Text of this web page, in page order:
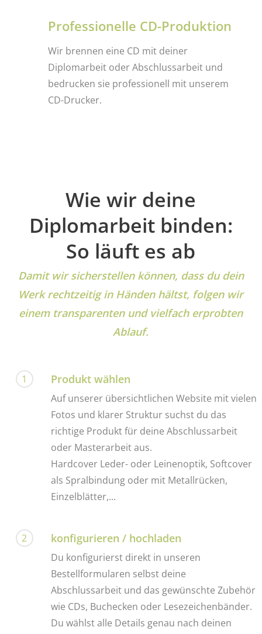
Professionelle CD-Produktion
Wir brennen eine CD mit deiner
Diplomarbeit oder Abschlussarbeit und
bedrucken sie professionell mit unserem
CD-Drucker.
Wie wir deine
Diplomarbeit binden:
So läuft es ab
Damit wir sicherstellen können, dass du dein
Werk rechtzeitig in Händen hältst, folgen wir
einem transparenten und vielfach erprobten
Ablauf.
1 Produkt wählen
Auf unserer übersichtlichen Website mit vielen
Fotos und klarer Struktur suchst du das
richtige Produkt für deine Abschlussarbeit
oder Masterarbeit aus.
Hardcover Leder- oder Leinenoptik, Softcover
als Spralbindung oder mit Metallrücken,
Einzelblätter,...
2 konfigurieren / hochladen
Du konfigurierst direkt in unseren
Bestellformularen selbst deine
Abschlussarbeit und das gewünschte Zubehör
wie CDs, Buchecken oder Lesezeichenbänder.
Du wählst alle Details genau nach deinen